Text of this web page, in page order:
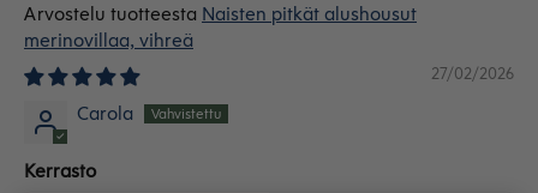
Naisten pitkät alushousut
merinovillaa, vihreä
27/02/2026
Carola
Kerrasto